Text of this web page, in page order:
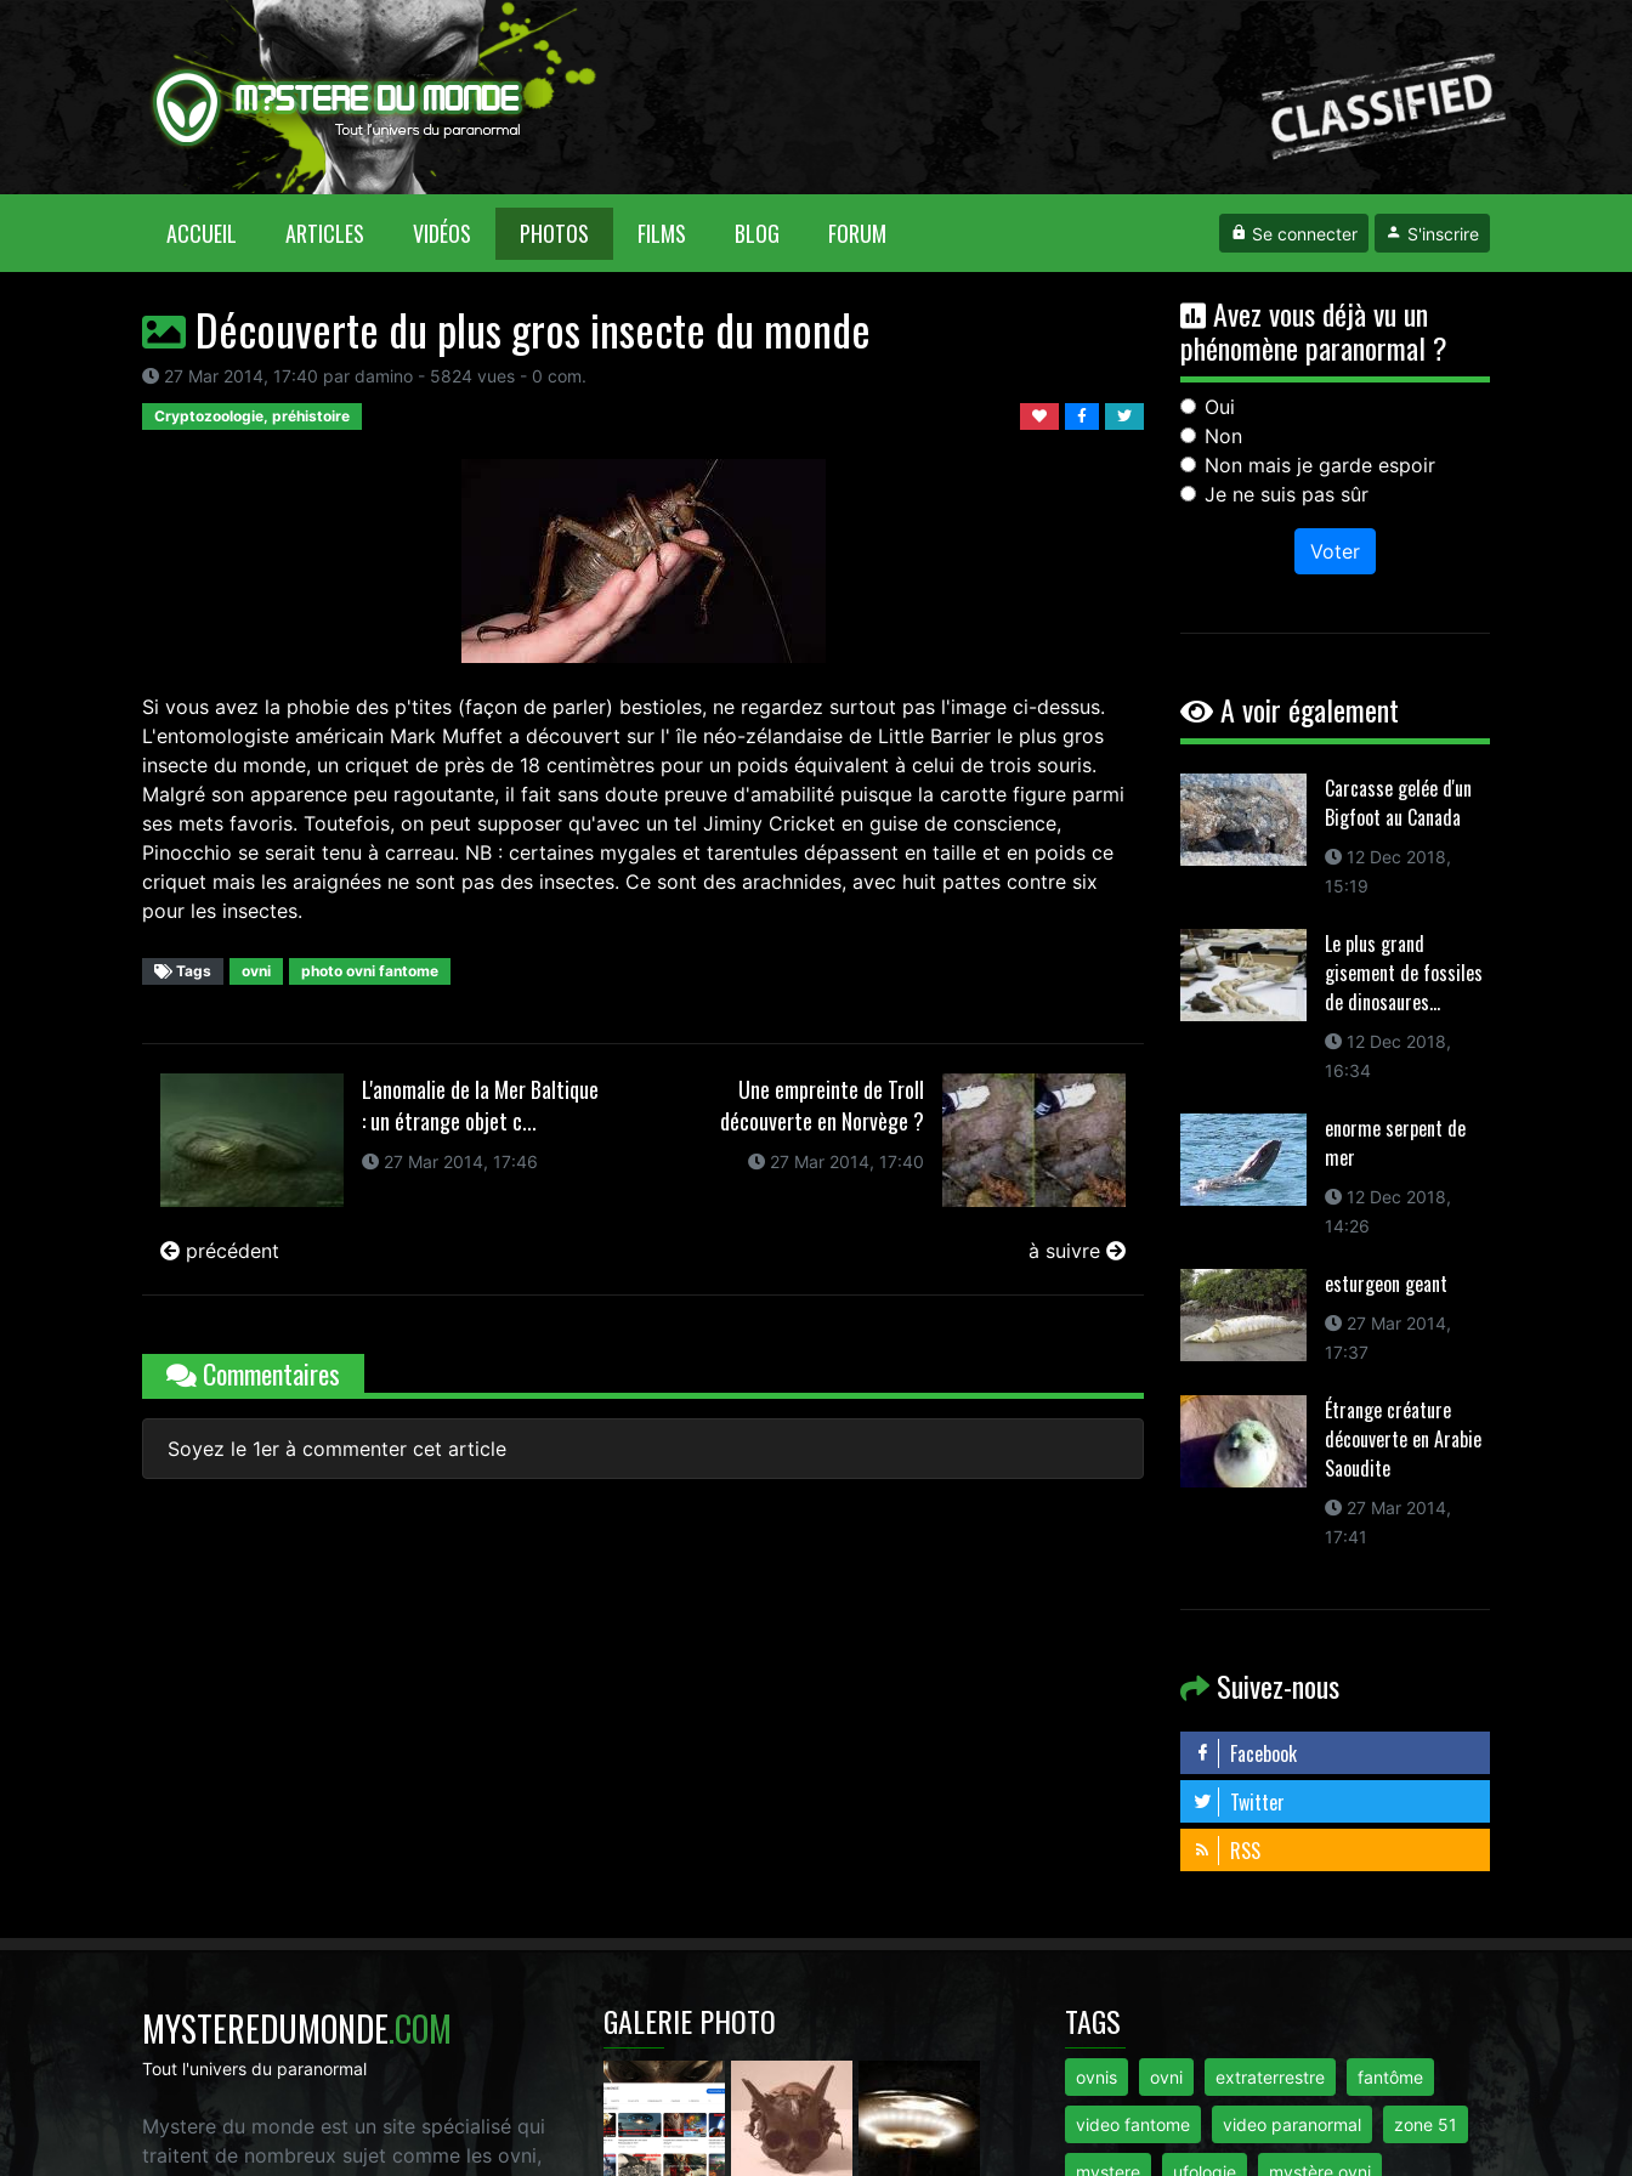
ACCUEIL (CURRENT)ARTICLES VIDÉOS PHOTOS FILMS BLOG FORUM Se connecter S'inscrire
Découverte du plus gros insecte du monde
27 Mar 2014, 17:40 par damino - 5824 vues - 0 com.
Cryptozoologie, préhistoire
Si vous avez la phobie des p'tites (façon de parler) bestioles, ne regardez surtout pas l'image ci-dessus.
L'entomologiste américain Mark Muffet a découvert sur l' île néo-zélandaise de Little Barrier le plus gros
insecte du monde, un criquet de près de 18 centimètres pour un poids équivalent à celui de trois souris.
Malgré son apparence peu ragoutante, il fait sans doute preuve d'amabilité puisque la carotte figure parmi
ses mets favoris. Toutefois, on peut supposer qu'avec un tel Jiminy Cricket en guise de conscience,
Pinocchio se serait tenu à carreau. NB : certaines mygales et tarentules dépassent en taille et en poids ce
criquet mais les araignées ne sont pas des insectes. Ce sont des arachnides, avec huit pattes contre six
pour les insectes.
Tags ovni photo ovni fantome
L'anomalie de la Mer Baltique
: un étrange objet c...
27 Mar 2014, 17:46
précédent
Une empreinte de Troll
découverte en Norvège ?
27 Mar 2014, 17:40
à suivre
Commentaires
Soyez le 1er à commenter cet article
Avez vous déjà vu un
phénomène paranormal ?
Oui
Non
Non mais je garde espoir
Je ne suis pas sûr
Voter
A voir également
Carcasse gelée d'un
Bigfoot au Canada
12 Dec 2018,
15:19
Le plus grand
gisement de fossiles
de dinosaures...
12 Dec 2018,
16:34
enorme serpent de
mer
12 Dec 2018,
14:26
esturgeon geant
27 Mar 2014,
17:37
Étrange créature
découverte en Arabie
Saoudite
27 Mar 2014,
17:41
Suivez-nous
Facebook
Twitter
RSS
MYSTEREDUMONDE.COM
Tout l'univers du paranormal
Mystere du monde est un site spécialisé qui
traitent de nombreux sujet comme les ovni,
GALERIE PHOTO TAGS
ovnis ovni extraterrestre fantôme
video fantome video paranormal zone 51
mystere ufologie mystère ovni